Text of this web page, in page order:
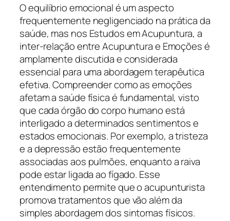
O equilíbrio emocional é um aspecto
frequentemente negligenciado na prática da
saúde, mas nos Estudos em Acupuntura, a
inter-relação entre Acupuntura e Emoções é
amplamente discutida e considerada
essencial para uma abordagem terapêutica
efetiva. Compreender como as emoções
afetam a saúde física é fundamental, visto
que cada órgão do corpo humano está
interligado a determinados sentimentos e
estados emocionais. Por exemplo, a tristeza
e a depressão estão frequentemente
associadas aos pulmões, enquanto a raiva
pode estar ligada ao fígado. Esse
entendimento permite que o acupunturista
promova tratamentos que vão além da
simples abordagem dos sintomas físicos.